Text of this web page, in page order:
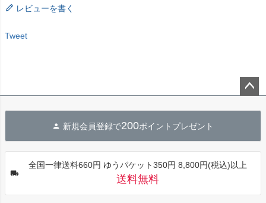
レビューを書く
Tweet
ップ
へ
全国一律送料660円 ゆうパケット350円 8,800円(税込)以上